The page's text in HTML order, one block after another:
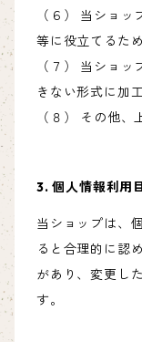
（６） 当ショ
等に役立てるため
（７） 当ショ
きない形式に加
（８） その他
3. 個人情報利用
当ショップは、
ると合理的に認
があり、変更し
す。